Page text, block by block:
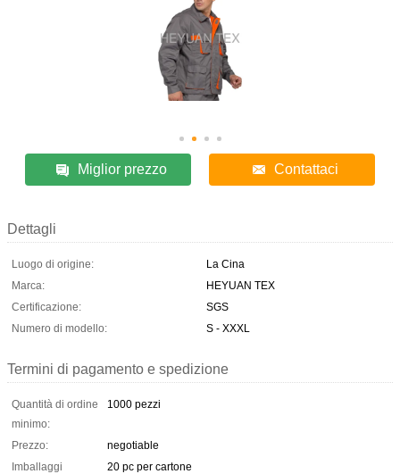
Miglior prezzo Contattaci
Dettagli
Luogo di origine:
La Cina
Marca:
HEYUAN TEX
Certificazione:
SGS
Numero di modello:
S - XXXL
Termini di pagamento e spedizione
Quantità di ordine
minimo:
1000 pezzi
Prezzo:
negotiable
Imballaggi
20 pc per cartone